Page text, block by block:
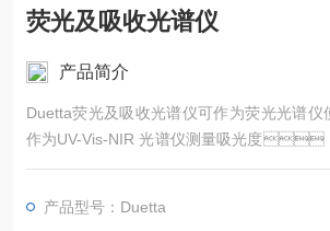
荧光及吸收光谱仪
产品简介
Duetta荧光及吸收光谱仪可作为荧光光谱
作为UV-Vis-NIR 光谱仪测量吸光度
分子指纹，这需要同步获取荧光和
产品型号：Duetta